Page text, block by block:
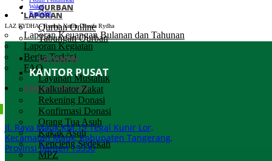
LAPORAN
Laporan Keuangan Bulanan dan Tahunan
Laporan Kegiatan
Berita Terkini
FAQ
DONASI ONLINE
QURBAN
Qurban Online
Tabungan Qurban
LAYANAN
Layanan Mustahik
Kalkulator Zakat
Rekening Donasi
Konfirmasi Donasi
Orang Tua Asuh
Kakak Asuh
Kencleng Sedekah
MPZ
Wakaf
Ramadan
LAZ RYDHA - Rumah Yatim Dhuafa Rydha
KANTOR PUSAT
Jl. Raya Mauk KM.19 Tegal Kunir Lor,
Kecamatan Mauk, Kabupaten Tangerang,
Provinsi Banten 15530